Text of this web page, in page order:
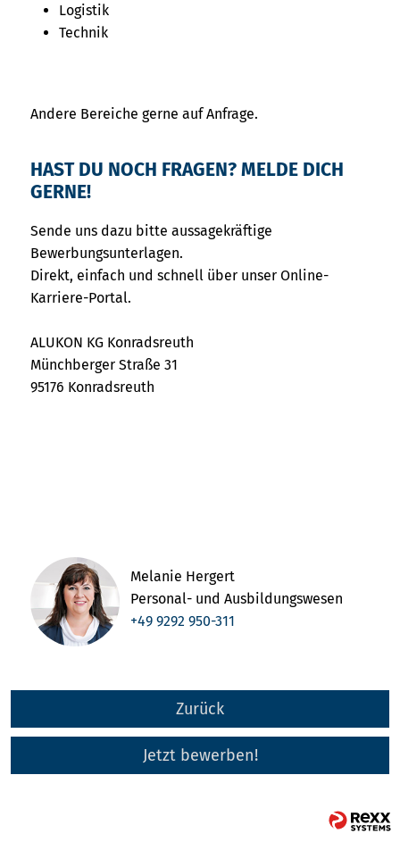
Logistik
Technik
Andere Bereiche gerne auf Anfrage.
HAST DU NOCH FRAGEN? MELDE DICH
GERNE!
Sende uns dazu bitte aussagekräftige
Bewerbungsunterlagen.
Direkt, einfach und schnell über unser Online-
Karriere-Portal.
ALUKON KG Konradsreuth
Münchberger Straße 31
95176 Konradsreuth
Melanie Hergert
Personal- und Ausbildungswesen
+49 9292 950-311
Zurück
Jetzt bewerben!